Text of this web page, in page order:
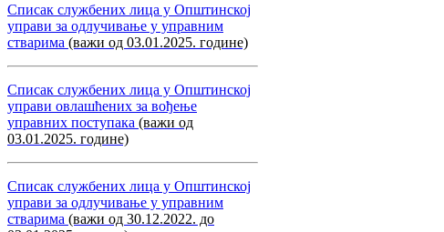
Списак службених лица у Општинској
управи за одлучивање у управним
стварима (важи од 03.01.2025. године)
Списак службених лица у Општинској
управи овлашћених за вођење
управних поступака (важи од
03.01.2025. године)
Списак службених лица у Општинској
управи за одлучивање у управним
стварима (важи од 30.12.2022. до